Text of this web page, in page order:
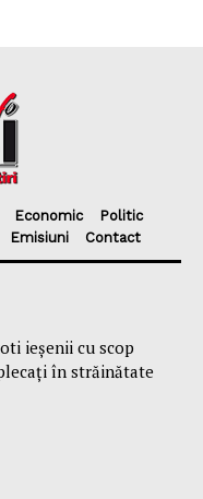
Economic
Politic
Emisiuni Contact
ieşenii cu scop
în străinătate